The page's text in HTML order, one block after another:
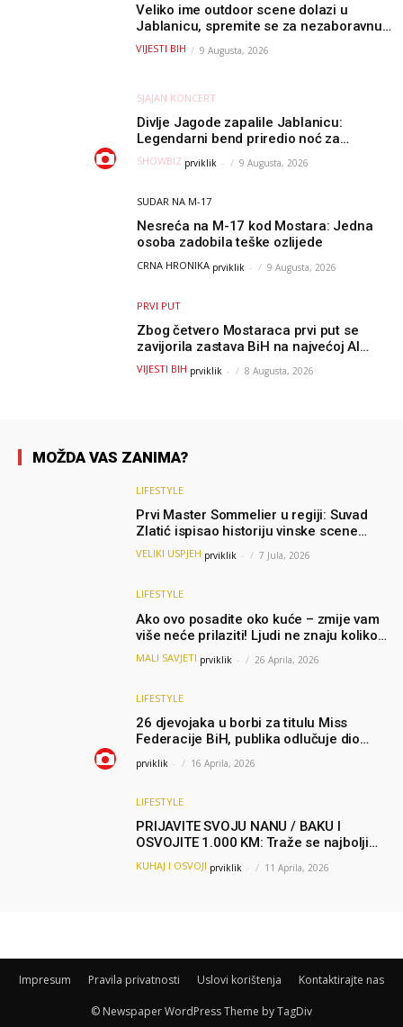
Veliko ime outdoor scene dolazi u
Jablanicu, spremite se za nezaboravnu
avanturu (VIDEO) !
VIJESTI BIH 9 Augusta, 2026
SJAJAN KONCERT
Divlje Jagode zapalile Jablanicu:
Legendarni bend priredio noć za
pamćenje
SHOWBIZ prviklik - 9 Augusta, 2026
SUDAR NA M-17
Nesreća na M-17 kod Mostara: Jedna
osoba zadobila teške ozlijede
CRNA HRONIKA prviklik - 9 Augusta, 2026
PRVI PUT
Zbog četvero Mostaraca prvi put se
zavijorila zastava BiH na najvećoj AI
olimpijadi, a sada je njihov mentor
postao član komiteta Međunarodne
VIJESTI BIH prviklik - 8 Augusta, 2026
MOŽDA VAS ZANIMA?
LIFESTYLE
Prvi Master Sommelier u regiji: Suvad
Zlatić ispisao historiju vinske scene
bivše Jugoslavije
VELIKI USPJEH prviklik - 7 Jula, 2026
LIFESTYLE
Ako ovo posadite oko kuće – zmije vam
više neće prilaziti! Ljudi ne znaju koliko
je jednostavno
MALI SAVJETI prviklik - 26 Aprila, 2026
LIFESTYLE
26 djevojaka u borbi za titulu Miss
Federacije BiH, publika odlučuje dio
prviklik - 16 Aprila, 2026
LIFESTYLE
PRIJAVITE SVOJU NANU / BAKU I
OSVOJITE 1.000 KM: Traže se najbolji
domaći recepti, nagrade spremne!
KUHAJ I OSVOJI prviklik - 11 Aprila, 2026
Impresum Pravila privatnosti Uslovi korištenja Kontaktirajte nas
© Newspaper WordPress Theme by TagDiv